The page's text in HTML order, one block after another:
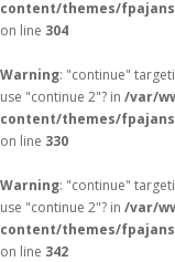
content/themes/
on line 304
Warning: "continue"
use "continue 2"? in /var/
content/themes/
on line 330
Warning: "continue"
use "continue 2"? in /var/
content/themes/
on line 342